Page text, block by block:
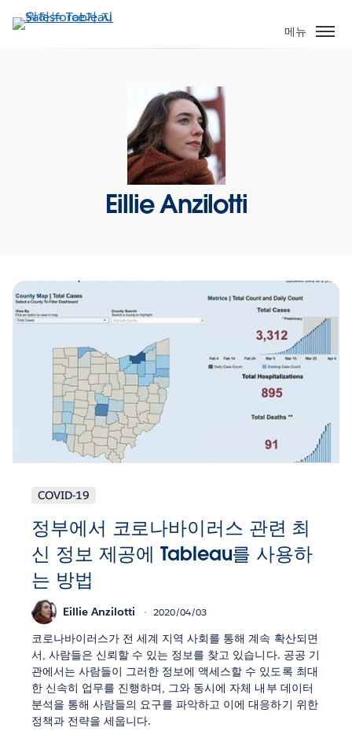
요
메뉴
Eillie Anzilotti
COVID-19
정부에서 코로나바이러스 관련 최
신 정보 제공에 Tableau를 사용하
는 방법
Eillie Anzilotti 2020/04/03
코로나바이러스가 전 세계 지역 사회를 통해 계속 확산되면
서, 사람들은 신뢰할 수 있는 정보를 찾고 있습니다. 공공 기
관에서는 사람들이 그러한 정보에 액세스할 수 있도록 최대
한 신속히 업무를 진행하며, 그와 동시에 자체 내부 데이터
분석을 통해 사람들의 요구를 파악하고 이에 대응하기 위한
정책과 전략을 세웁니다.